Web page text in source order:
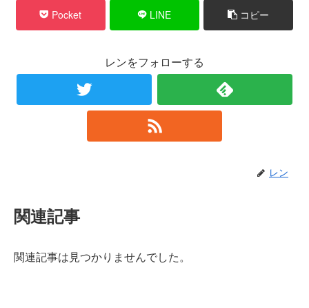
Pocket LINE コピー
レンをフォローする
レン
関連記事
関連記事は見つかりませんでした。